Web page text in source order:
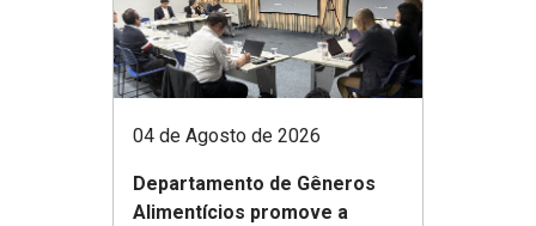
04 de Agosto de 2026
Departamento de Gêneros
Alimentícios promove a